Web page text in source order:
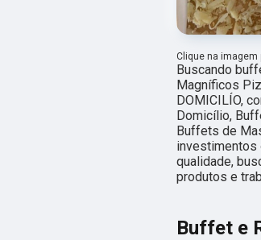
Clique na imagem
Buscando
Magníficos
DOMICILÍO,
Domicílio,
Buffets de
investimentos
qualidade,
produtos e
Buffet e